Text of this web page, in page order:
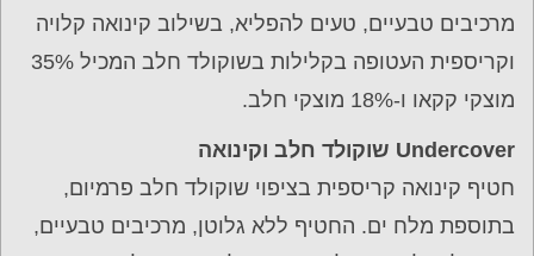
מרכיבים טבעיים, טעים להפליא, בשילוב קינואה קלויה
וקריספית העטופה בקלילות בשוקולד חלב המכיל 35%
מוצקי קקאו ו-18% מוצקי חלב.
Undercover שוקולד חלב וקינואה
חטיף קינואה קריספית בציפוי שוקולד חלב פרמיום,
בתוספת מלח ים. החטיף ללא גלוטן, מרכיבים טבעיים,